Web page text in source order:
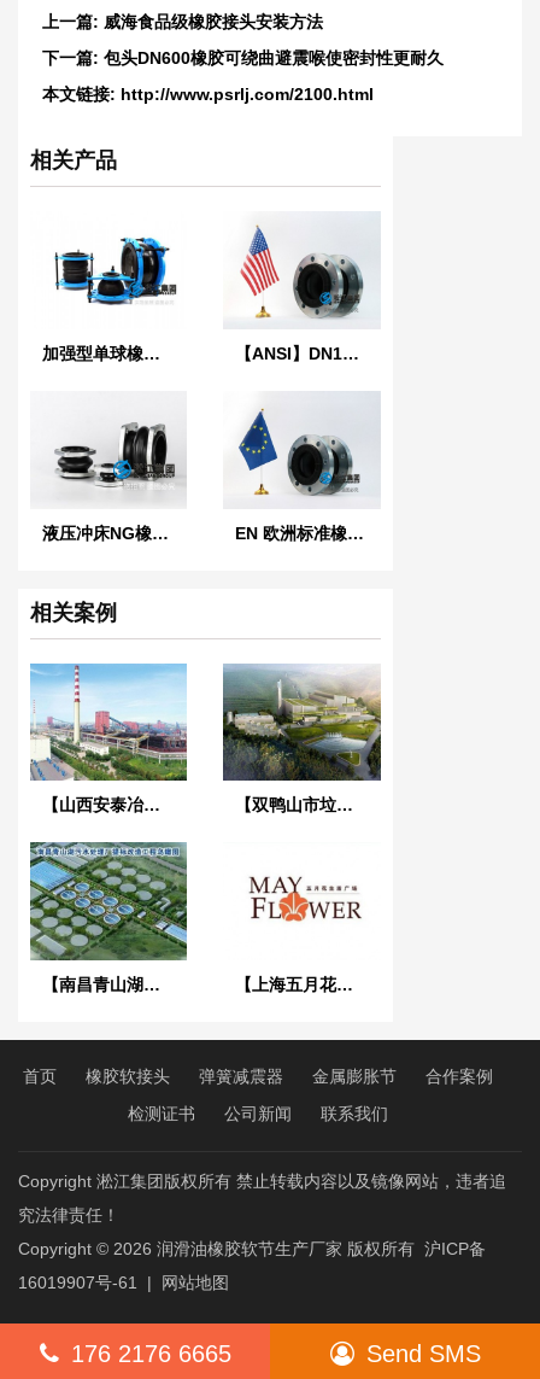
上一篇: 威海食品级橡胶接头安装方法
下一篇: 包头DN600橡胶可绕曲避震喉使密封性更耐久
本文链接: http://www.psrlj.com/2100.html
相关产品
加强型单球橡胶软接头 【ANSI】DN100美标橡胶膨胀节
液压冲床NG橡胶软连接 EN 欧洲标准橡胶膨胀节
相关案例
【山西安泰冶炼项目】橡胶接头合同 【双鸭山市垃圾焚烧发电项目】ZTY-50吊式减振器合同
【南昌青山湖污水处理厂】DN2000橡胶接头合同 【上海五月花生活广场项目】弹簧减振器合同
首页 橡胶软接头 弹簧减震器 金属膨胀节
合作案例
检测证书
公司新闻 联系我们
Copyright 淞江集团版权所有 禁止转载内容以及镜像网站，违者追
究法律责任！
Copyright © 2026 润滑油橡胶软节生产厂家 版权所有 沪ICP备
16019907号-61
| 网站地图
176 2176 6665 Send SMS